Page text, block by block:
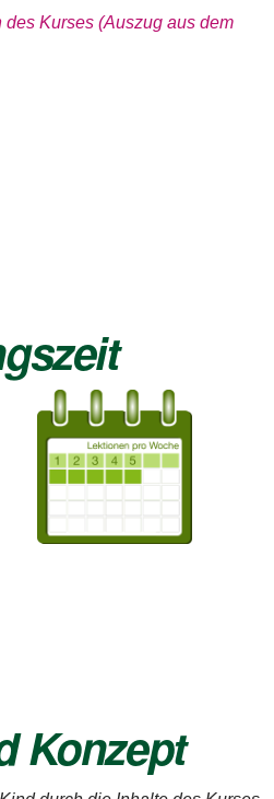
Kurses (Auszug aus dem
Konzept